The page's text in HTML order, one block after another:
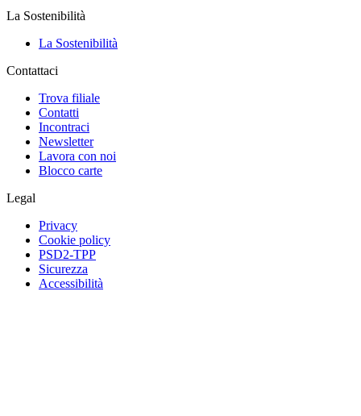
La Sostenibilità
La Sostenibilità
Contattaci
Trova filiale
Contatti
Incontraci
Newsletter
Lavora con noi
Blocco carte
Legal
Privacy
Cookie policy
PSD2-TPP
Sicurezza
Accessibilità